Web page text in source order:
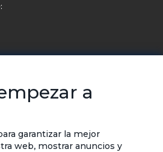
sobre últimas colecciones,
a
garantizar la mejor
web, mostrar anuncios y